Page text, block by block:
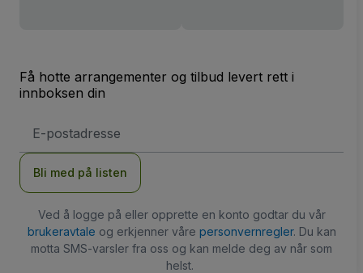
Få hotte arrangementer og tilbud levert rett i
innboksen din
postadresse
Bli med på listen
Ved å logge på eller opprette en konto godtar du vår
brukeravtale og erkjenner våre personvernregler. Du kan
motta SMS-varsler fra oss og kan melde deg av når som
helst.